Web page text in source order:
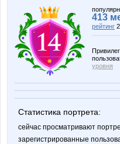
413
рейтинг
уровня
Статистика портрета:
сейчас просматривают
зарегистрированные